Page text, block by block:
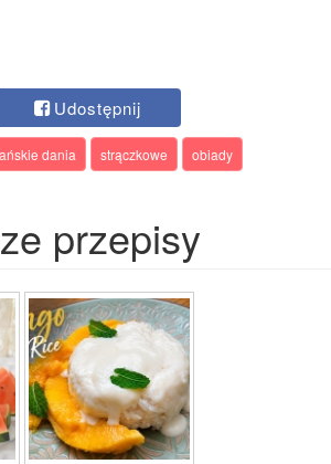
Udostępnij
dania strączkowe obiady
przepisy